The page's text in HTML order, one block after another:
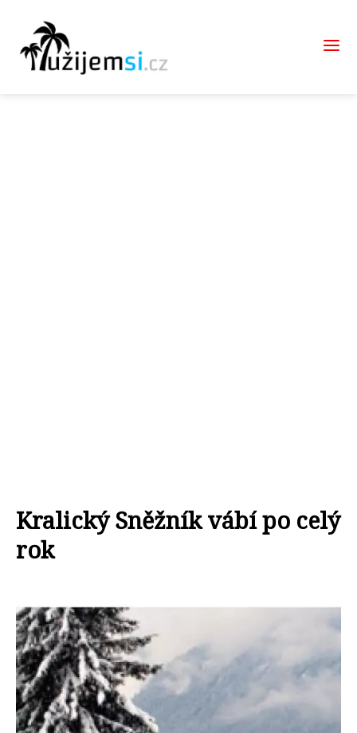
Kralický Sněžník vábí po celý
rok